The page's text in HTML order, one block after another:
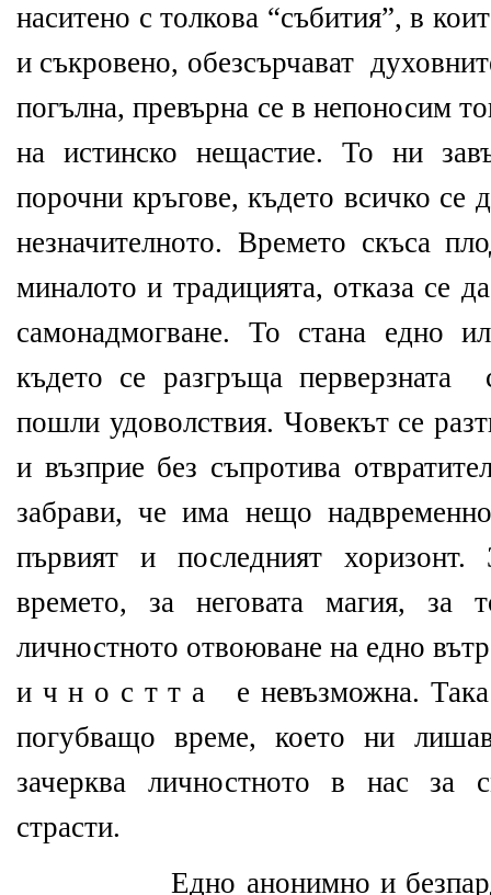
наситено с толкова “събития”, в
и съкровено, обезсърчават
погълна, превърна се в непоносим
на истинско нещастие. То ни
порочни кръгове, където всичко се
незначителното. Времето скъса
миналото и традицията, отказа се
самонадмогване. То стана едно
където се разгръща перверзната
пошли удоволствия. Човекът се
и възприе без съпротива
забрави, че има нещо
първият и последният хоризонт.
времето, за неговата магия, за
личностното отвоюване на едно
и ч н о с т т а
е невъзможна.
погубващо време, което ни
зачерква личностното в нас за
страсти.
Едно анонимно и